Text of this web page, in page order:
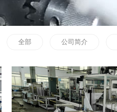
全部 公司简介